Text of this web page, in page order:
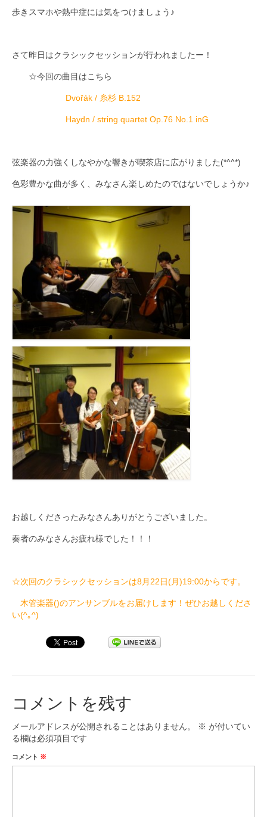
九大フィル特集ページ
歩きスマホや熱中症には気をつけましょう♪
さて昨日はクラシックセッションが行われましたー！
☆今回の曲目はこちら
Dvořák / 糸杉 B.152
Haydn / string quartet Op.76 No.1 inG
弦楽器の力強くしなやかな響きが喫茶店に広がりました(*^^*)
色彩豊かな曲が多く、みなさん楽しめたのではないでしょうか♪
お越しくださったみなさんありがとうございました。
奏者のみなさんお疲れ様でした！！！
☆次回のクラシックセッションは8月22日(月)19:00からです。
木管楽器()のアンサンブルをお届けします！ぜひお越しくださ
い(^｡^)
コメントを残す
メールアドレスが公開されることはありません。 ※ が付いてい
る欄は必須項目です
コメント ※